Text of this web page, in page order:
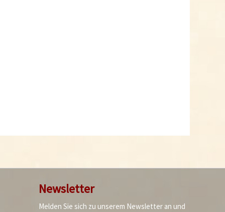
Newsletter
Melden Sie sich zu unserem Newsletter an und